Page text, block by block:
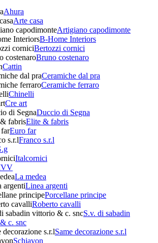
Ahura
Arte casa
Artigiano capodimonte
B-Home Interiors
Bertozzi cornici
Bruno costenaro
Cattin
Ceramiche dal pra
Ceramiche ferraro
Chinelli
Cre art
Duccio di Segna
Elite & fabris
Euro far
Franco s.r.l
Italcornici
La medea
Linea argenti
Porcellane principe
Roberto cavalli
S.v. di sabadin
c. snc
Same decorazione s.r.l
Schiavon